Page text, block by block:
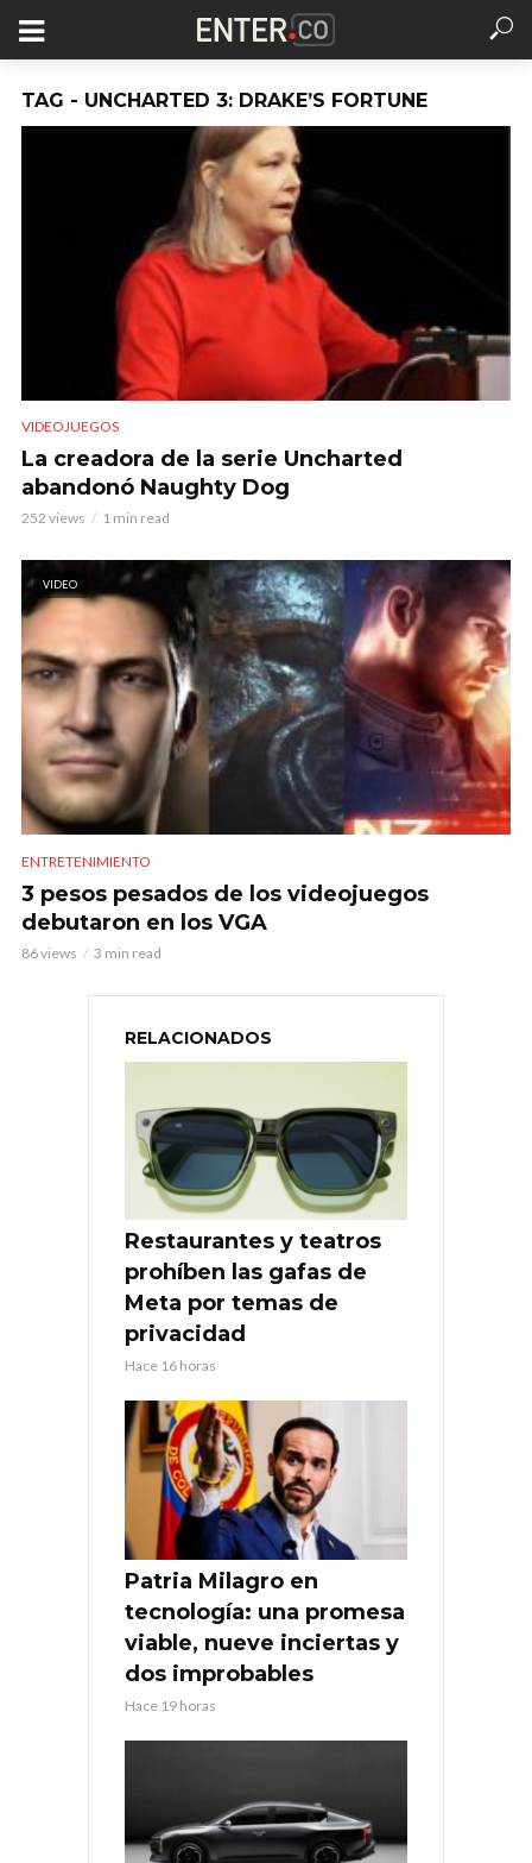
TAG - UNCHARTED 3: DRAKE’S FORTUNE
VIDEOJUEGOS
La creadora de la serie Uncharted
abandonó Naughty Dog
252 views 1 min read
VIDEO
ENTRETENIMIENTO
3 pesos pesados de los videojuegos
debutaron en los VGA
86 views 3 min read
RELACIONADOS
Restaurantes y teatros
prohíben las gafas de
Meta por temas de
privacidad
Hace 16 horas
Patria Milagro en
tecnología: una promesa
viable, nueve inciertas y
dos improbables
Hace 19 horas